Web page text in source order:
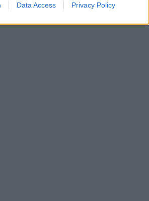
Data Access Privacy Policy